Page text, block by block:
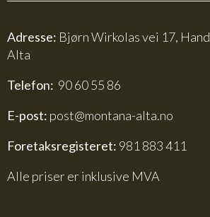
Adresse: Bjørn Wirkolas vei 17,
Alta
Telefon: 90 60 55 86
E-post: post@montana-alta.no
Foretaksregisteret: 981 883 411
Alle priser er inklusive MVA